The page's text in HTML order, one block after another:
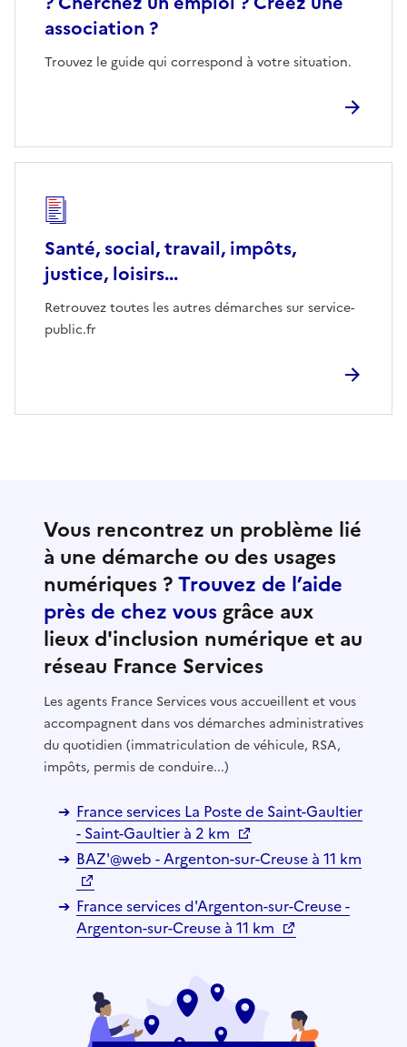
association ?
Trouvez le guide qui correspond à votre situation.
Santé, social, travail, impôts,
justice, loisirs...
Retrouvez toutes les autres démarches sur service-
public.fr
Vous rencontrez un problème lié
à une démarche ou des usages
numériques ?Trouvez de l’aide
près de chez vous grâce aux
lieux d'inclusion numérique et au
réseau France Services
Les agents France Services vous accueillent et vous
accompagnent dans vos démarches administratives
du quotidien (immatriculation de véhicule, RSA,
impôts, permis de conduire...)
France services La Poste de Saint-Gaultier
- Saint-Gaultier à 2 km
BAZ'@web - Argenton-sur-Creuse à 11 km
France services d'Argenton-sur-Creuse -
Argenton-sur-Creuse à 11 km